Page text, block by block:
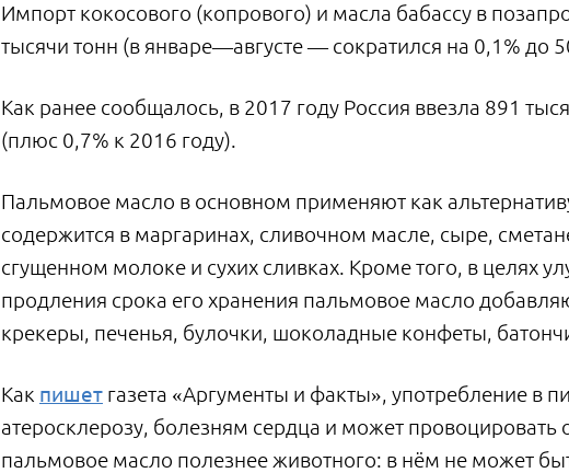
Импорт кокосового (копрового) и масла бабассу в
тысячи тонн (в январе—августе — сократился на 0,1% до
Как ранее сообщалось, в 2017 году Россия ввезла 891
(плюс 0,7% к 2016 году).
Пальмовое масло в основном применяют как
содержится в маргаринах, сливочном масле, сыре,
сгущенном молоке и сухих сливках. Кроме того, в целях
продления срока его хранения пальмовое масло
крекеры, печенья, булочки, шоколадные конфеты,
Как пишет газета «Аргументы и факты», употребление в
атеросклерозу, болезням сердца и может провоцировать
пальмовое масло полезнее животного: в нём не может